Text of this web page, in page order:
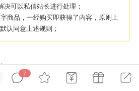
7
可以私信站长进行处理；
商品，一经购买即获得了内容，原则上
认同意上述规则；